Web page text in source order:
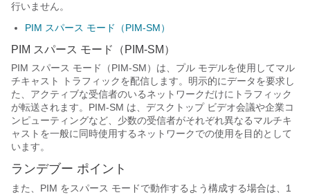
行いません。
PIM スパース モード（PIM-SM）
PIM スパース モード（PIM-SM）
PIM スパース モード（PIM-SM）は、プル モデルを使用してマル
チキャスト トラフィックを配信します。明示的にデータを要求し
た、アクティブな受信者のいるネットワークだけにトラフィック
が転送されます。PIM-SM は、デスクトップ ビデオ会議や企業コ
ンピューティングなど、少数の受信者がそれぞれ異なるマルチキ
ャストを一般に同時使用するネットワークでの使用を目的として
います。
ランデブー ポイント
また、PIM をスパース モードで動作するよう構成する場合は、1